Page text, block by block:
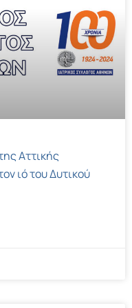
Αττικής
ιό του Δυτικού